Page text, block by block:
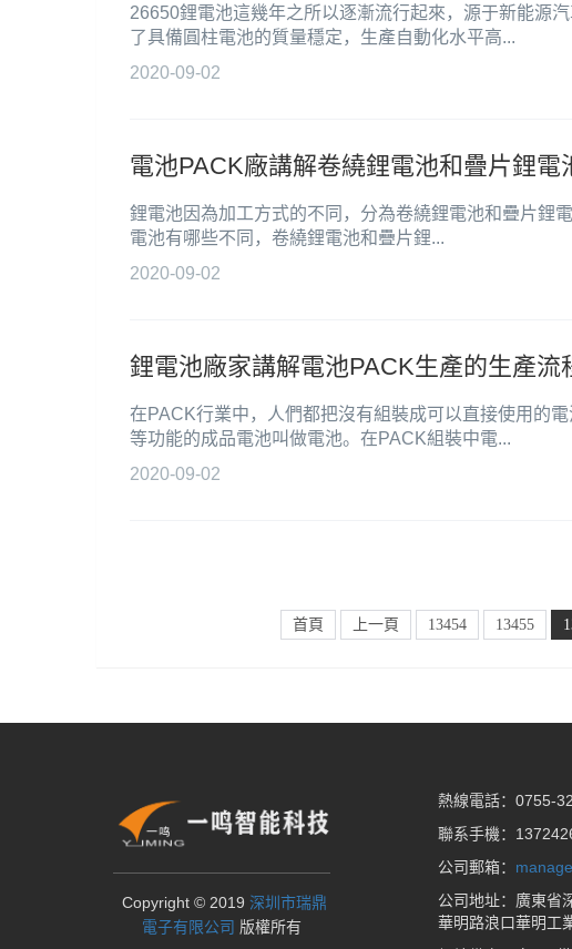
26650鋰電池這幾年之所以逐漸流行起來，源于新能源
了具備圓柱電池的質量穩定，生產自動化水平高...
2020-09-02
電池PACK廠講解卷繞鋰電池和疊片鋰電
鋰電池因為加工方式的不同，分為卷繞鋰電池和疊片鋰
電池有哪些不同，卷繞鋰電池和疊片鋰...
2020-09-02
鋰電池廠家講解電池PACK生產的生產流
在PACK行業中，人們都把沒有組裝成可以直接使用的
等功能的成品電池叫做電池。在PACK組裝中電...
2020-09-02
首頁 上一頁 13454 13455
Copyright © 2019 深圳市瑞鼎
電子有限公司 版權所有
熱線電話：0755-
聯系手機：
公司郵箱：
公司地址：廣東省
華明路浪口華明工